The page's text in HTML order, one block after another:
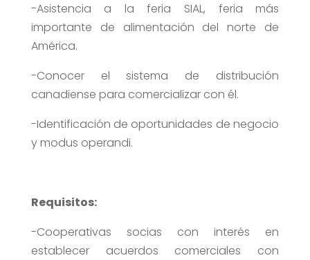
-Asistencia a la feria SIAL, feria más
importante de alimentación del norte de
América.
-Conocer el sistema de distribución
canadiense para comercializar con él.
-Identificación de oportunidades de negocio
y modus operandi.
Requisitos:
-Cooperativas socias con interés en
establecer acuerdos comerciales con